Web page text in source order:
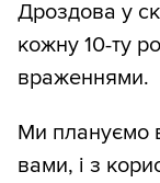
Дроздова у
кожну 10-ту
враженнями.
Ми плануємо
вами, і з